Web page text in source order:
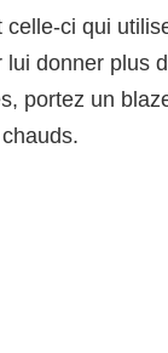
celle-ci qui
lui donner plus
portez un